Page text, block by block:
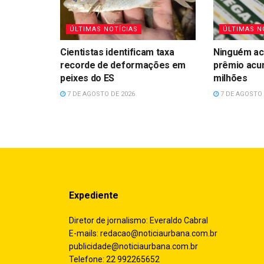
ÚLTIMAS NOTÍCIAS
Cientistas identificam taxa
recorde de deformações em
peixes do ES
7 DE AGOSTO DE 2026
ÚLTIMAS
Ninguém
prêmio
milhões
7 DE AGOSTO
Expediente
Diretor de jornalismo: Everaldo Cabral
E-mails: redacao@noticiaurbana.com.br
publicidade@noticiaurbana.com.br
Telefone: 22 992265652